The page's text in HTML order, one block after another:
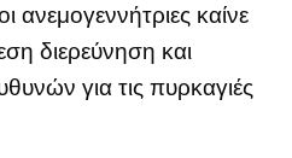
ανεμογεννήτριες καίνε
διερεύνηση και
για τις πυρκαγιές